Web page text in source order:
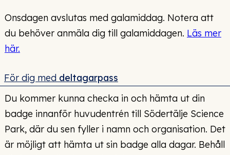
Onsdagen avslutas med galamiddag. Notera att
du behöver anmäla dig till galamiddagen. Läs mer
här.
För dig med deltagarpass
Du kommer kunna checka in och hämta ut din
badge innanför huvudentrén till Södertälje Science
Park, där du sen fyller i namn och organisation. Det
är möjligt att hämta ut sin badge alla dagar. Behåll